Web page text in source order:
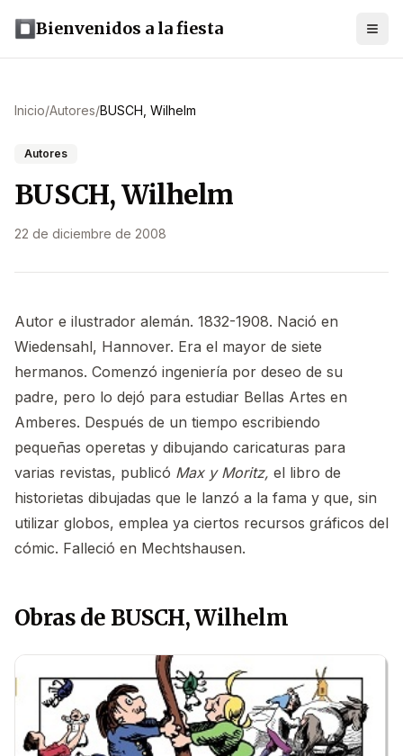
Bienvenidos a la fiesta
Inicio/Autores/BUSCH, Wilhelm
Autores
BUSCH, Wilhelm
22 de diciembre de 2008
Autor e ilustrador alemán. 1832-1908. Nació en
Wiedensahl, Hannover. Era el mayor de siete
hermanos. Comenzó ingeniería por deseo de su
padre, pero lo dejó para estudiar Bellas Artes en
Amberes. Después de un tiempo escribiendo
pequeñas operetas y dibujando caricaturas para
varias revistas, publicó Max y Moritz, el libro de
historietas dibujadas que le lanzó a la fama y que, sin
utilizar globos, emplea ya ciertos recursos gráficos del
cómic. Falleció en Mechtshausen.
Obras de BUSCH, Wilhelm